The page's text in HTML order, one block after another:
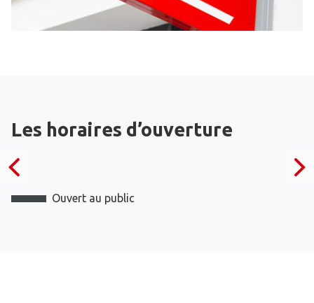
Les horaires d’ouverture
Ouvert au public